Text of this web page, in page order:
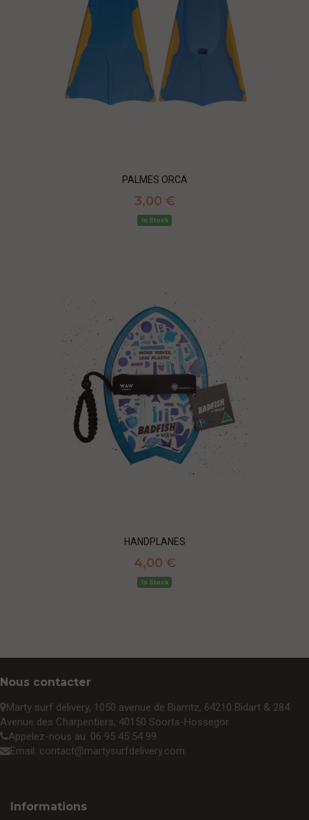
PALMES ORCA
3,00 €
In Stock
HANDPLANES
4,00 €
In Stock
Nous contacter
Marty surf delivery, 1050 avenue de Biarritz, 64210 Bidart & 284
Avenue des Charpentiers, 40150 Soorts-Hossegor
Appelez-nous au: 06 95 45 54 99
Email: contact@martysurfdelivery.com
Informations